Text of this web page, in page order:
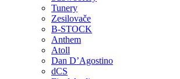
Tunery
Zesilovače
B-STOCK
Anthem
Atoll
Dan D’Agostino
dCS